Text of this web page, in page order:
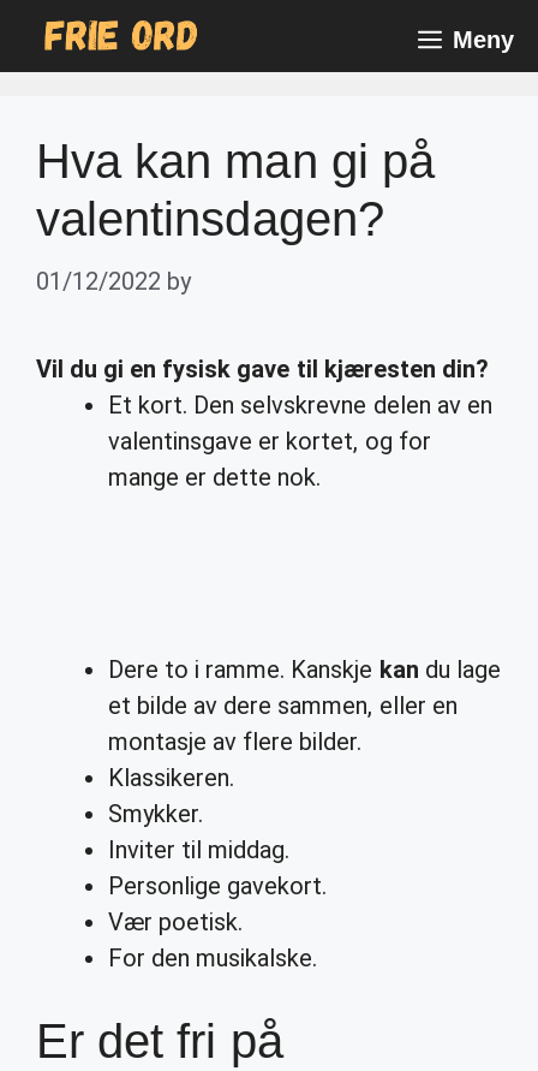
Meny
Hva kan man gi på
valentinsdagen?
01/12/2022 by
Vil du gi en fysisk gave til kjæresten din?
Et kort. Den selvskrevne delen av en
valentinsgave er kortet, og for
mange er dette nok.
Dere to i ramme. Kanskje kan du lage
et bilde av dere sammen, eller en
montasje av flere bilder.
Klassikeren.
Smykker.
Inviter til middag.
Personlige gavekort.
Vær poetisk.
For den musikalske.
Er det fri på